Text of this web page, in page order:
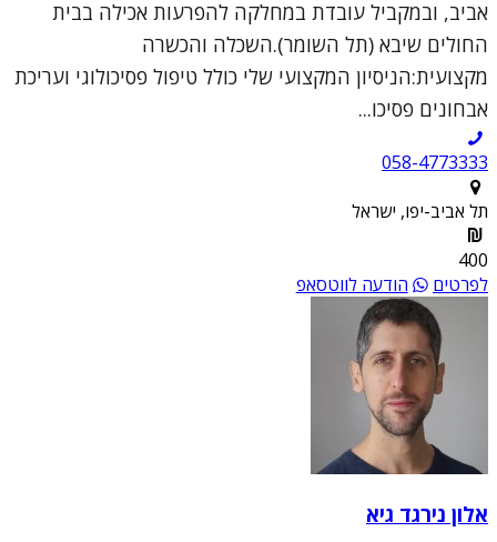
אביב, ובמקביל עובדת במחלקה להפרעות אכילה בבית
החולים שיבא (תל השומר).השכלה והכשרה
מקצועית:הניסיון המקצועי שלי כולל טיפול פסיכולוגי ועריכת
אבחונים פסיכו...
058-4773333
תל אביב-יפו, ישראל
400
לפרטים
הודעה לווטסאפ
אלון נירגד גיא